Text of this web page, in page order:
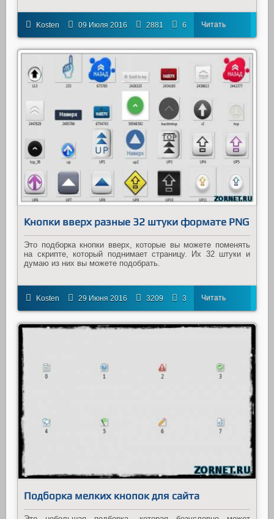
Kosten 09 Июля 2016 2881 6 Читать
далее
Кнопки вверх разные 32 штуки формате PNG
Это подборка кнопки вверх, которые вы можете поменять
на скрипте, который поднимает страницу. Их 32 штуки и
думаю из них вы можете подобрать.
Kosten 29 Июня 2016 3209 3 Читать
далее
Подборка мелких кнопок для сайта